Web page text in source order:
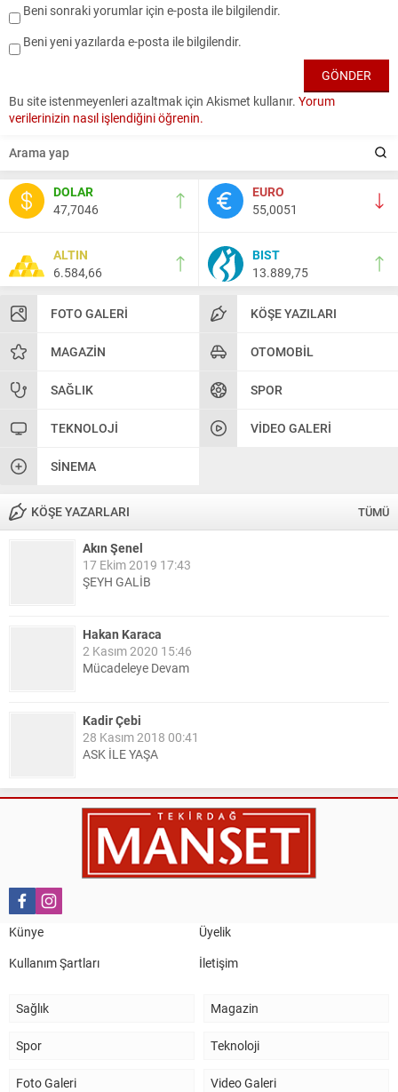
DOLAR
47,7046
EURO
55,0051
ALTIN
6.584,66
BIST
13.889,75
FOTO GALERI KÖŞE YAZILARI
MAGAZIN OTOMOBIL
SAĞLIK SPOR
TEKNOLOJI VIDEO GALERI
SINEMA
KÖŞE YAZARLARI TÜMÜ
Akın Şenel
17 Ekim 2019 17:43
ŞEYH GALİB
Hakan Karaca
2 Kasım 2020 15:46
Mücadeleye Devam
Kadir Çebi
28 Kasım 2018 00:41
ASK İLE YAŞA
Nail Kazanç
10 Mart 2023 21:36
HAYDİ TEKİRDAĞ MAÇA !!!!
TEKİRDAĞ İL EMNİYET MÜDÜRÜMÜZE HAYIRLI OLSUN
Beni sonraki yorumlar için e-posta ile bilgilendir.
Beni yeni yazılarda e-posta ile bilgilendir.
Bu site istenmeyenleri azaltmak için Akismet kullanır. Yorum
verilerinizin nasıl işlendiğini öğrenin.
Künye
Üyelik
Kullanım Şartları
İletişim
Sağlık Magazin
Spor Teknoloji
Foto Galeri Video Galeri